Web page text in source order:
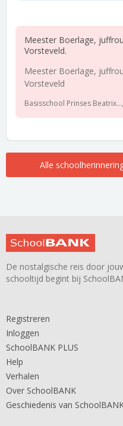
Meester Boerlage,
Vorsteveld.
Meester Boerlage,
Vorsteveld
Basisschool Prinses
Alle
De nostalgische reis door
schooltijd begint bij
Registreren
Inloggen
SchoolBANK PLUS
Help
Verhalen
Over SchoolBANK
Geschiedenis van